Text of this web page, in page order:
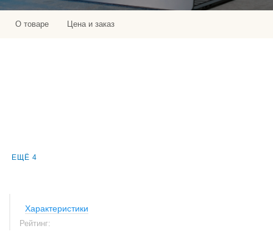
О товаре Цена и заказ
ЕЩЁ 4
Характеристики
Рейтинг: